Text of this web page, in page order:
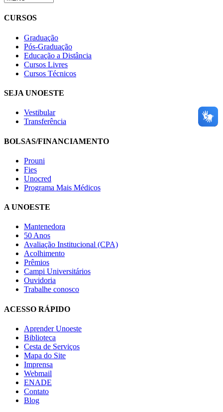
CURSOS
Graduação
Pós-Graduação
Educação a Distância
Cursos Livres
Cursos Técnicos
SEJA UNOESTE
Vestibular
Transferência
BOLSAS/FINANCIAMENTO
Prouni
Fies
Unocred
Programa Mais Médicos
A UNOESTE
Mantenedora
50 Anos
Avaliação Institucional (CPA)
Acolhimento
Prêmios
Campi Universitários
Ouvidoria
Trabalhe conosco
ACESSO RÁPIDO
Aprender Unoeste
Biblioteca
Cesta de Serviços
Mapa do Site
Imprensa
Webmail
ENADE
Contato
Blog